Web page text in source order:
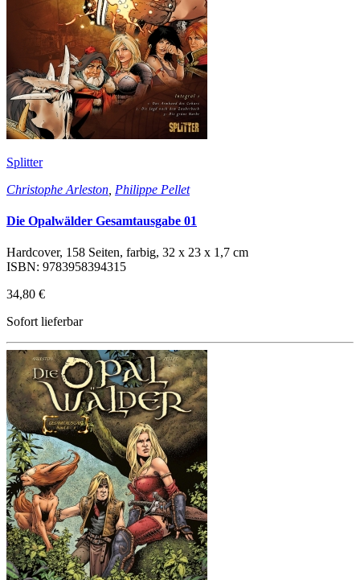
Splitter
Christophe Arleston Philippe Pellet
Die Opalwälder Gesamtausgabe 01
Hardcover, 158 Seiten, farbig, 32 x 23 x 1,7 cm
ISBN: 9783958394315
34,80 €
Sofort lieferbar